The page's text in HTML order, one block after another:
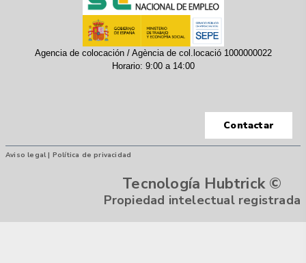
Agencia de colocación / Agència de col.locació 1000000022
Horario: 9:00 a 14:00
Contactar
Aviso legal | Política de privacidad
Tecnología Hubtrick ©
Propiedad intelectual registrada